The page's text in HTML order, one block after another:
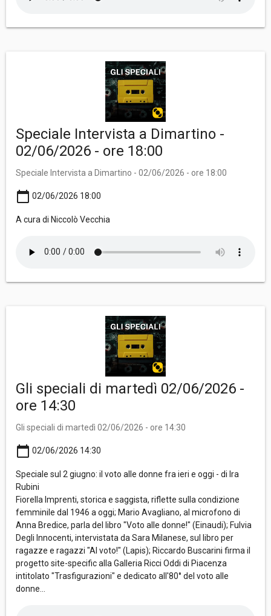
Speciale Intervista a Dimartino -
02/06/2026 - ore 18:00
Speciale Intervista a Dimartino - 02/06/2026 - ore 18:00
calendar_today 02/06/2026 18:00
A cura di Niccolò Vecchia
Gli speciali di martedì 02/06/2026 -
ore 14:30
Gli speciali di martedì 02/06/2026 - ore 14:30
calendar_today 02/06/2026 14:30
Speciale sul 2 giugno: il voto alle donne fra ieri e oggi - di Ira
Rubini
Fiorella Imprenti, storica e saggista, riflette sulla condizione
femminile dal 1946 a oggi; Mario Avagliano, al microfono di
Anna Bredice, parla del libro "Voto alle donne!" (Einaudi); Fulvia
Degli Innocenti, intervistata da Sara Milanese, sul libro per
ragazze e ragazzi "Al voto!" (Lapis); Riccardo Buscarini firma il
progetto site-specific alla Galleria Ricci Oddi di Piacenza
intitolato "Trasfigurazioni" e dedicato all'80° del voto alle
donne...